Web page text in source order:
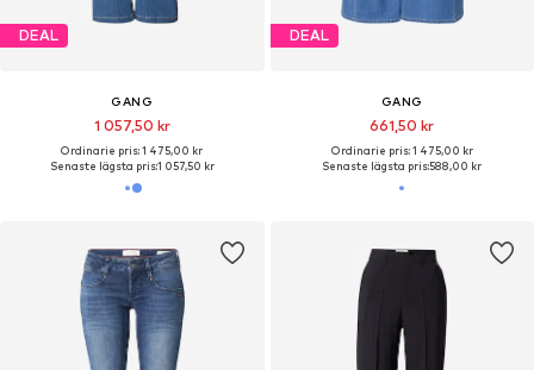
DEAL
GANG
1 057,50 kr
Ordinarie pris: 1 475,00 kr
Senaste lägsta pris:1 057,50 kr
DEAL
GANG
661,50 kr
Ordinarie pris: 1 475,00 kr
Senaste lägsta pris:588,00 kr